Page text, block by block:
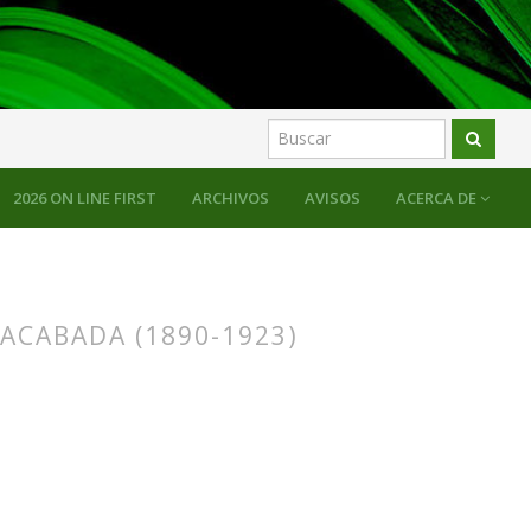
2026 ON LINE FIRST ARCHIVOS AVISOS ACERCA DE
(1890-1923)